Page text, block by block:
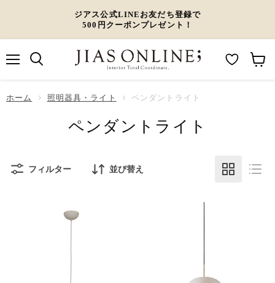
ジアス公式LINEお友だち登録で
500円クーポンプレゼント！
ー
l
ホーム 照明器具・ライト ペンダントライト
ペンダントライト
フィルター 並び替え